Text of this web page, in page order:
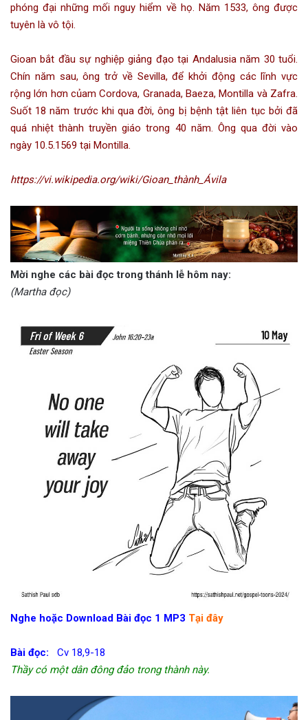
phóng đại những mối nguy hiểm về họ. Năm 1533, ông được
tuyên là vô tội.
Gioan bắt đầu sự nghiệp giảng đạo tại Andalusia năm 30 tuổi.
Chín năm sau, ông trở về Sevilla, để khởi động các lĩnh vực
rộng lớn hơn củam Cordova, Granada, Baeza, Montilla và Zafra.
Suốt 18 năm trước khi qua đời, ông bị bệnh tật liên tục bởi đã
quá nhiệt thành truyền giáo trong 40 năm. Ông qua đời vào
ngày 10.5.1569 tại Montilla.
https://vi.wikipedia.org/wiki/Gioan_thành_Ávila
Mời nghe các bài đọc trong thánh lễ hôm nay:
(Martha đọc)
Nghe hoặc Download Bài đọc 1 MP3 Tại đây
Bài đọc: Cv 18,9-18
Thầy có một dân đông đảo trong thành này.